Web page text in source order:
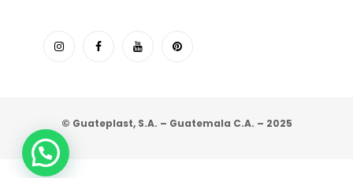
© Guateplast, S.A. – Guatemala C.A. – 2025